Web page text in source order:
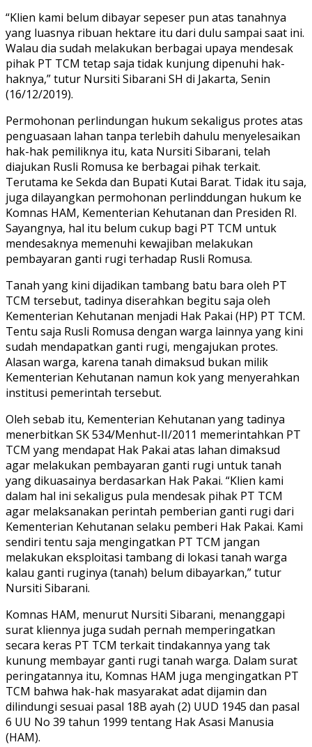
“Klien kami belum dibayar sepeser pun atas tanahnya
yang luasnya ribuan hektare itu dari dulu sampai saat ini.
Walau dia sudah melakukan berbagai upaya mendesak
pihak PT TCM tetap saja tidak kunjung dipenuhi hak-
haknya,” tutur Nursiti Sibarani SH di Jakarta, Senin
(16/12/2019).
Permohonan perlindungan hukum sekaligus protes atas
penguasaan lahan tanpa terlebih dahulu menyelesaikan
hak-hak pemiliknya itu, kata Nursiti Sibarani, telah
diajukan Rusli Romusa ke berbagai pihak terkait.
Terutama ke Sekda dan Bupati Kutai Barat. Tidak itu saja,
juga dilayangkan permohonan perlinddungan hukum ke
Komnas HAM, Kementerian Kehutanan dan Presiden RI.
Sayangnya, hal itu belum cukup bagi PT TCM untuk
mendesaknya memenuhi kewajiban melakukan
pembayaran ganti rugi terhadap Rusli Romusa.
Tanah yang kini dijadikan tambang batu bara oleh PT
TCM tersebut, tadinya diserahkan begitu saja oleh
Kementerian Kehutanan menjadi Hak Pakai (HP) PT TCM.
Tentu saja Rusli Romusa dengan warga lainnya yang kini
sudah mendapatkan ganti rugi, mengajukan protes.
Alasan warga, karena tanah dimaksud bukan milik
Kementerian Kehutanan namun kok yang menyerahkan
institusi pemerintah tersebut.
Oleh sebab itu, Kementerian Kehutanan yang tadinya
menerbitkan SK 534/Menhut-II/2011 memerintahkan PT
TCM yang mendapat Hak Pakai atas lahan dimaksud
agar melakukan pembayaran ganti rugi untuk tanah
yang dikuasainya berdasarkan Hak Pakai. “Klien kami
dalam hal ini sekaligus pula mendesak pihak PT TCM
agar melaksanakan perintah pemberian ganti rugi dari
Kementerian Kehutanan selaku pemberi Hak Pakai. Kami
sendiri tentu saja mengingatkan PT TCM jangan
melakukan eksploitasi tambang di lokasi tanah warga
kalau ganti ruginya (tanah) belum dibayarkan,” tutur
Nursiti Sibarani.
Komnas HAM, menurut Nursiti Sibarani, menanggapi
surat kliennya juga sudah pernah memperingatkan
secara keras PT TCM terkait tindakannya yang tak
kunung membayar ganti rugi tanah warga. Dalam surat
peringatannya itu, Komnas HAM juga mengingatkan PT
TCM bahwa hak-hak masyarakat adat dijamin dan
dilindungi sesuai pasal 18B ayah (2) UUD 1945 dan pasal
6 UU No 39 tahun 1999 tentang Hak Asasi Manusia
(HAM).